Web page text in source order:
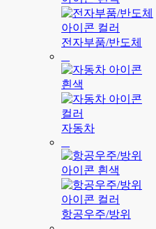
전자부품/반도체
자동차
항공우주/방위